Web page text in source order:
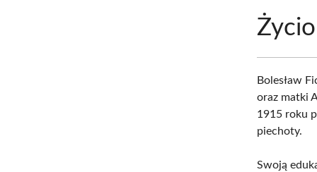
Bolesław
oraz matki
1915 roku
piechoty.
Swoją